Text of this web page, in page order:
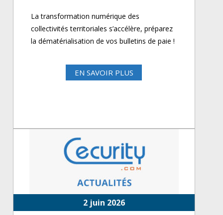
La transformation numérique des
collectivités territoriales s’accélère, préparez
la dématérialisation de vos bulletins de paie !
EN SAVOIR PLUS
2 juin 2026